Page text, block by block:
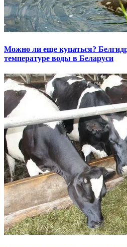
Можно ли еще купаться?
температуре воды в Беларуси